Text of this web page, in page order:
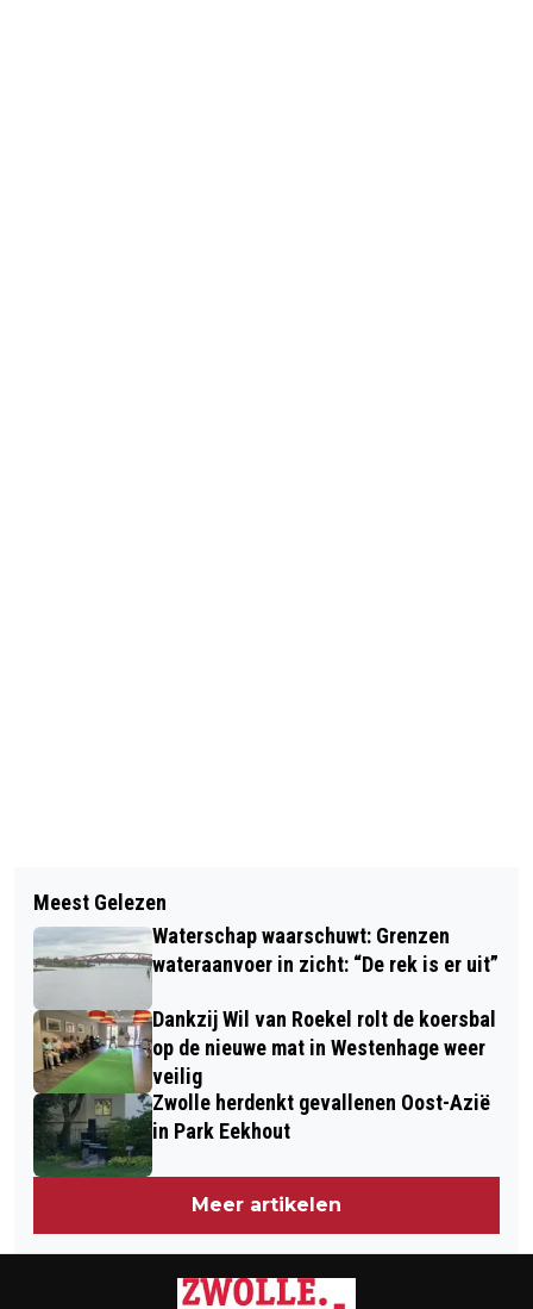
FORSE WIJZIGINGEN IN
DIENSTREGELING STADSBUSSEN
SYNTUS ALS NIEUWE BUSSTATION
OPEN GAAT
JAAP STAM KAN NU AL NIET MEER
STUK IN ZWOLLE NA 3-1 ZEGE OP
Meest Gelezen
Waterschap waarschuwt: Grenzen
wateraanvoer in zicht: “De rek is er uit”
Dankzij Wil van Roekel rolt de koersbal
op de nieuwe mat in Westenhage weer
veilig
Zwolle herdenkt gevallenen Oost-Azië
in Park Eekhout
Meer artikelen